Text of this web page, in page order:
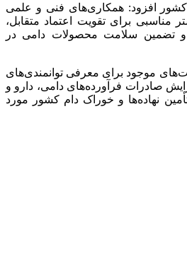
افزود: همکاری‌های فنی و علمی
مناسبی برای تقویت اعتماد متقابل،
و تضمین سلامت محصولات دامی در
موجود برای معرفی توانمندی‌های
صادرات فرآورده‌های دامی، دارو و
نهاده‌ها و خوراک دام کشور مورد